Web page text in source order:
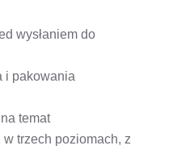
wysłaniem do
i pakowania
temat
trzech poziomach, z